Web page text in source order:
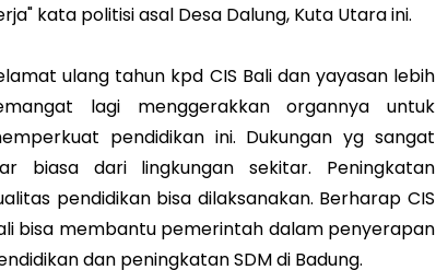
kata politisi asal Desa Dalung, Kuta Utara ini.
ulang tahun kpd CIS Bali dan yayasan lebih
lagi menggerakkan organnya untuk
pendidikan ini. Dukungan yg sangat
biasa dari lingkungan sekitar. Peningkatan
pendidikan bisa dilaksanakan. Berharap CIS
bisa membantu pemerintah dalam penyerapan
dan peningkatan SDM di Badung.